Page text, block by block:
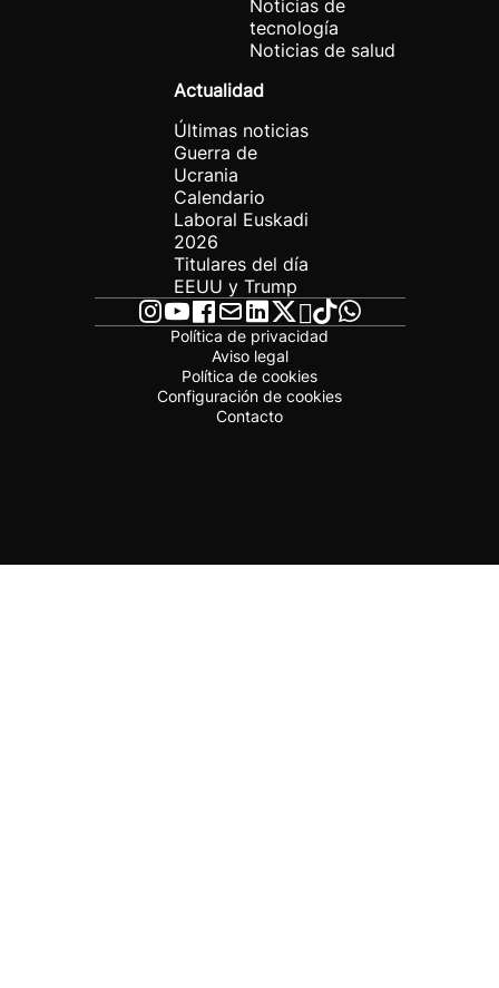
Noticias de
tecnología
Noticias de salud
Actualidad
Últimas noticias
Guerra de
Ucrania
Calendario
Laboral Euskadi
2026
Titulares del día
EEUU y Trump
Política de privacidad
Aviso legal
Política de cookies
Configuración de cookies
Contacto